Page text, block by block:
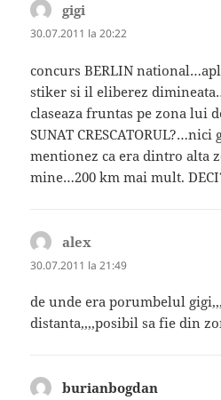
gigi
30.07.2011 la 20:22
concurs BERLIN
stiker si il eliberez
claseaza fruntas pe zona lui
SUNAT
mentionez ca era dintro alta
mine…200 km mai mult.
alex
30.07.2011 la 21:49
de unde era porumbelul
distanta,,,,posibil sa fie din
burianbogdan